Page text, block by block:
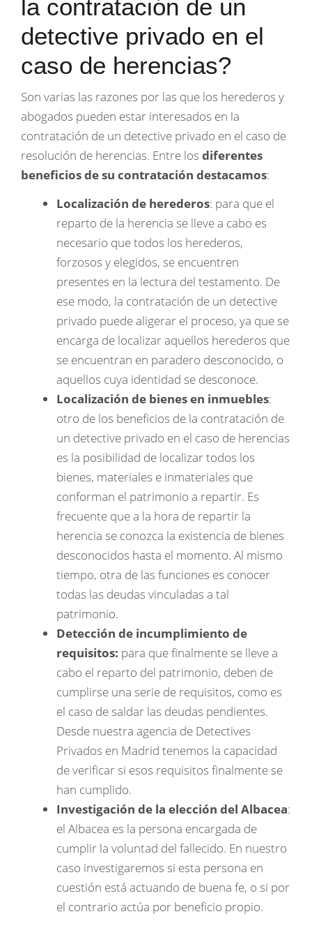
la contratación de un
detective privado en el
caso de herencias?
Son varias las razones por las que los herederos y
abogados pueden estar interesados en la
contratación de un detective privado en el caso de
resolución de herencias. Entre los diferentes
beneficios de su contratación destacamos:
Localización de herederos: para que el
reparto de la herencia se lleve a cabo es
necesario que todos los herederos,
forzosos y elegidos, se encuentren
presentes en la lectura del testamento. De
ese modo, la contratación de un detective
privado puede aligerar el proceso, ya que se
encarga de localizar aquellos herederos que
se encuentran en paradero desconocido, o
aquellos cuya identidad se desconoce.
Localización de bienes en inmuebles:
otro de los beneficios de la contratación de
un detective privado en el caso de herencias
es la posibilidad de localizar todos los
bienes, materiales e inmateriales que
conforman el patrimonio a repartir. Es
frecuente que a la hora de repartir la
herencia se conozca la existencia de bienes
desconocidos hasta el momento. Al mismo
tiempo, otra de las funciones es conocer
todas las deudas vinculadas a tal
patrimonio.
Detección de incumplimiento de
requisitos: para que finalmente se lleve a
cabo el reparto del patrimonio, deben de
cumplirse una serie de requisitos, como es
el caso de saldar las deudas pendientes.
Desde nuestra agencia de Detectives
Privados en Madrid tenemos la capacidad
de verificar si esos requisitos finalmente se
han cumplido.
Investigación de la elección del Albacea:
el Albacea es la persona encargada de
cumplir la voluntad del fallecido. En nuestro
caso investigaremos si esta persona en
cuestión está actuando de buena fe, o si por
el contrario actúa por beneficio propio.